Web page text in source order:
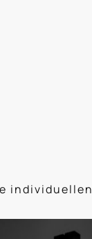
individuellen